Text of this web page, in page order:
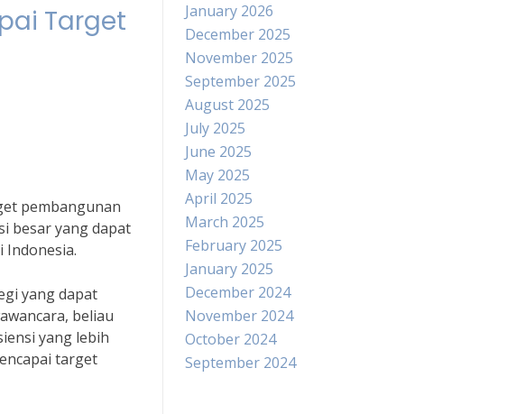
Target
pembangunan
besar yang dapat
yang dapat
beliau
yang lebih
target
January 2026
December 2025
November 2025
September 2025
August 2025
July 2025
June 2025
May 2025
April 2025
March 2025
February 2025
January 2025
December 2024
November 2024
October 2024
September 2024